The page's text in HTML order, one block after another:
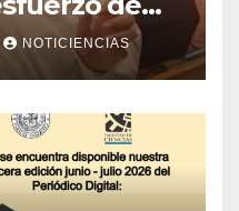
frutos”
NOTICIENCIAS